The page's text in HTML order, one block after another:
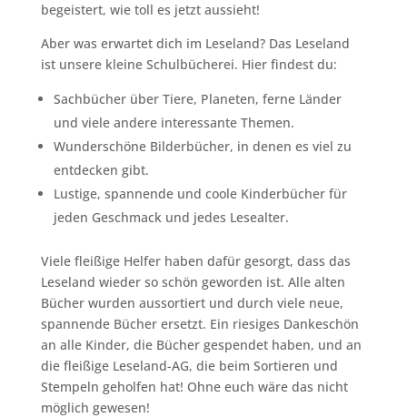
begeistert, wie toll es jetzt aussieht!
Aber was erwartet dich im Leseland? Das Leseland
ist unsere kleine Schulbücherei. Hier findest du:
Sachbücher über Tiere, Planeten, ferne Länder
und viele andere interessante Themen.
Wunderschöne Bilderbücher, in denen es viel zu
entdecken gibt.
Lustige, spannende und coole Kinderbücher für
jeden Geschmack und jedes Lesealter.
Viele fleißige Helfer haben dafür gesorgt, dass das
Leseland wieder so schön geworden ist. Alle alten
Bücher wurden aussortiert und durch viele neue,
spannende Bücher ersetzt. Ein riesiges Dankeschön
an alle Kinder, die Bücher gespendet haben, und an
die fleißige Leseland-AG, die beim Sortieren und
Stempeln geholfen hat! Ohne euch wäre das nicht
möglich gewesen!